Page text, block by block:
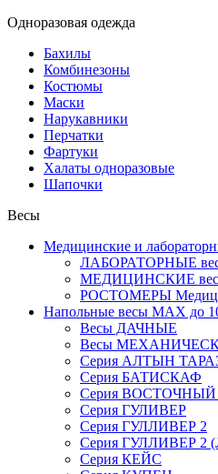
Одноразовая одежда
Бахилы
Комбинезоны
Костюмы
Маски
Нарукавники
Перчатки
Фартуки
Халаты одноразовые
Шапочки
Весы
Медицинские и
ЛАБОРАТОРНЫЕ
МЕДИЦИНСКИЕ
РОСТОМЕРЫ
Напольные весы MAX до
Весы ДАЧНЫЕ
Весы
Серия АЛТЫН
Серия БАТИСКАФ
Серия ВОСТОЧНЫЙ
Серия ГУЛИВЕР
Серия ГУЛЛИВЕР 2
Серия ГУЛЛИВЕР 2
Серия КЕЙС